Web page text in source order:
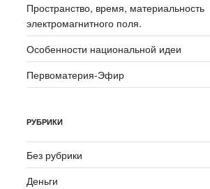
Пространство, время, материальность
электромагнитного поля.
Особенности национальной идеи
Первоматерия-Эфир
РУБРИКИ
Без рубрики
Деньги